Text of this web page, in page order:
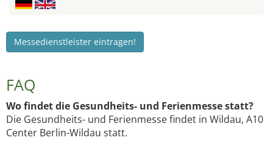
Messedienstleister eintragen!
FAQ
Wo findet die Gesundheits- und Ferienmesse statt?
Die Gesundheits- und Ferienmesse findet in Wildau, A10
Center Berlin-Wildau statt.